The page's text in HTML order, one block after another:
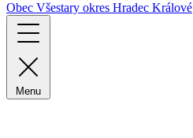
Obec Všestary okres Hradec Králové
Menu